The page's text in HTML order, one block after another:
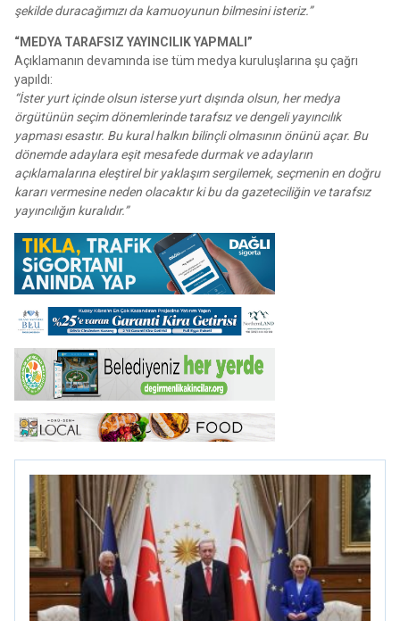
şekilde duracağımızı da kamuoyunun bilmesini isteriz.”
“MEDYA TARAFSIZ YAYINCILIK YAPMALI”
Açıklamanın devamında ise tüm medya kuruluşlarına şu çağrı
yapıldı:
“İster yurt içinde olsun isterse yurt dışında olsun, her medya
örgütünün seçim dönemlerinde tarafsız ve dengeli yayıncılık
yapması esastır. Bu kural halkın bilinçli olmasının önünü açar. Bu
dönemde adaylara eşit mesafede durmak ve adayların
açıklamalarına eleştirel bir yaklaşım sergilemek, seçmenin en doğru
kararı vermesine neden olacaktır ki bu da gazeteciliğin ve tarafsız
yayıncılığın kuralıdır.”